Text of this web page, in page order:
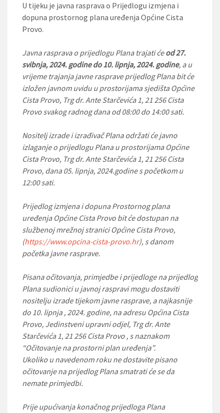
U tijeku je javna rasprava o Prijedlogu izmjena i
dopuna prostornog plana uređenja Općine Cista
Provo.
Javna rasprava o prijedlogu Plana trajati ćeod 27.
svibnja, 2024. godine do 10. lipnja, 2024. godine, a u
vrijeme trajanja javne rasprave prijedlog Plana bit će
izložen javnom uvidu u prostorijama sjedišta Općine
Cista Provo, Trg dr. Ante Starčevića 1, 21 256 Cista
Provo svakog radnog dana od 08:00 do 14:00 sati.
Nositelj izrade i izrađivač Plana održati će javno
izlaganje o prijedlogu Plana u prostorijama Općine
Cista Provo, Trg dr. Ante Starčevića 1, 21 256 Cista
Provo, dana 05. lipnja, 2024.godine s početkom u
12:00 sati.
Prijedlog izmjena i dopuna Prostornog plana
uređenja Općine Cista Provo bit će dostupan na
službenoj mrežnoj stranici Općine Cista Provo,
(https://www.opcina-cista-provo.hr), s danom
početka javne rasprave.
Pisana očitovanja, primjedbe i prijedloge na prijedlog
Plana sudionici u javnoj raspravi mogu dostaviti
nositelju izrade tijekom javne rasprave, a najkasnije
do 10. lipnja , 2024. godine, na adresu Općina Cista
Provo, Jedinstveni upravni odjel, Trg dr. Ante
Starčevića 1, 21 256 Cista Provo , s naznakom
“Očitovanje na prostorni plan uređenja”.
Ukoliko u navedenom roku ne dostavite pisano
očitovanje na prijedlog Plana smatrati će se da
nemate primjedbi.
Prije upućivanja konačnog prijedloga Plana